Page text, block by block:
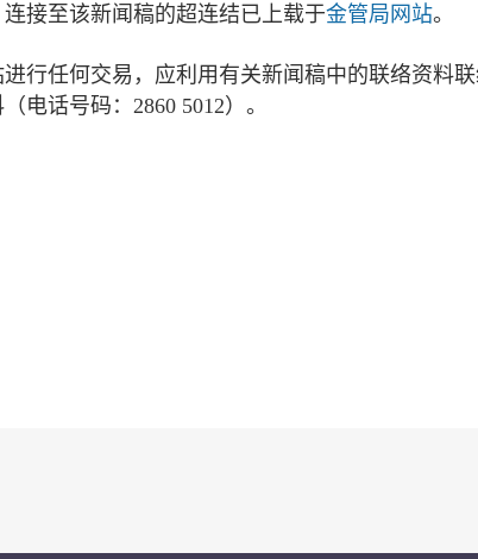
接至该新闻稿的超连结已上载于金管局网站。
行任何交易，应利用有关新闻稿中的联络资料
电话号码：2860 5012）。